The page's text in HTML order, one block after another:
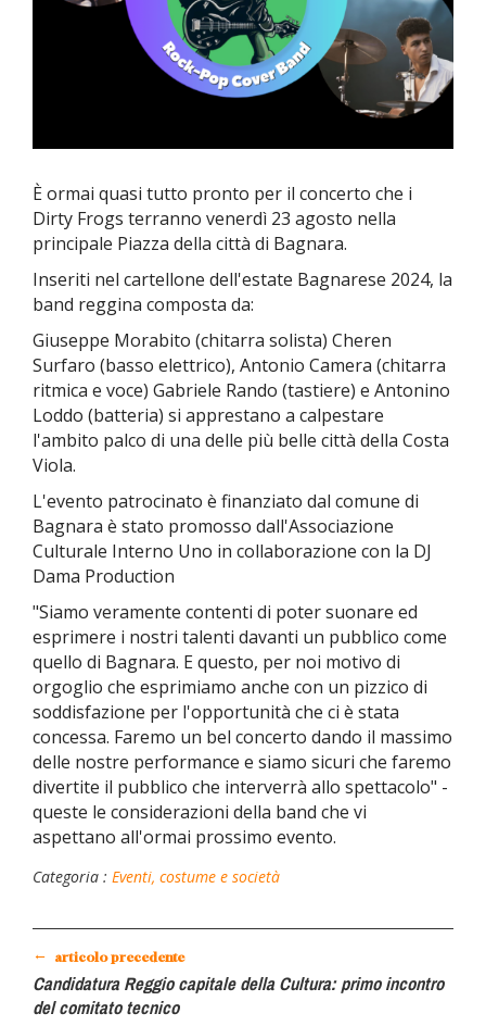
È ormai quasi tutto pronto per il concerto che i
Dirty Frogs terranno venerdì 23 agosto nella
principale Piazza della città di Bagnara.
Inseriti nel cartellone dell'estate Bagnarese 2024, la
band reggina composta da:
Giuseppe Morabito (chitarra solista) Cheren
Surfaro (basso elettrico), Antonio Camera (chitarra
ritmica e voce) Gabriele Rando (tastiere) e Antonino
Loddo (batteria) si apprestano a calpestare
l'ambito palco di una delle più belle città della Costa
Viola.
L'evento patrocinato è finanziato dal comune di
Bagnara è stato promosso dall'Associazione
Culturale Interno Uno in collaborazione con la DJ
Dama Production
"Siamo veramente contenti di poter suonare ed
esprimere i nostri talenti davanti un pubblico come
quello di Bagnara. E questo, per noi motivo di
orgoglio che esprimiamo anche con un pizzico di
soddisfazione per l'opportunità che ci è stata
concessa. Faremo un bel concerto dando il massimo
delle nostre performance e siamo sicuri che faremo
divertite il pubblico che interverrà allo spettacolo" -
queste le considerazioni della band che vi
aspettano all'ormai prossimo evento.
Categoria : Eventi, costume e società
← articolo precedente
Candidatura Reggio capitale della Cultura: primo incontro
del comitato tecnico